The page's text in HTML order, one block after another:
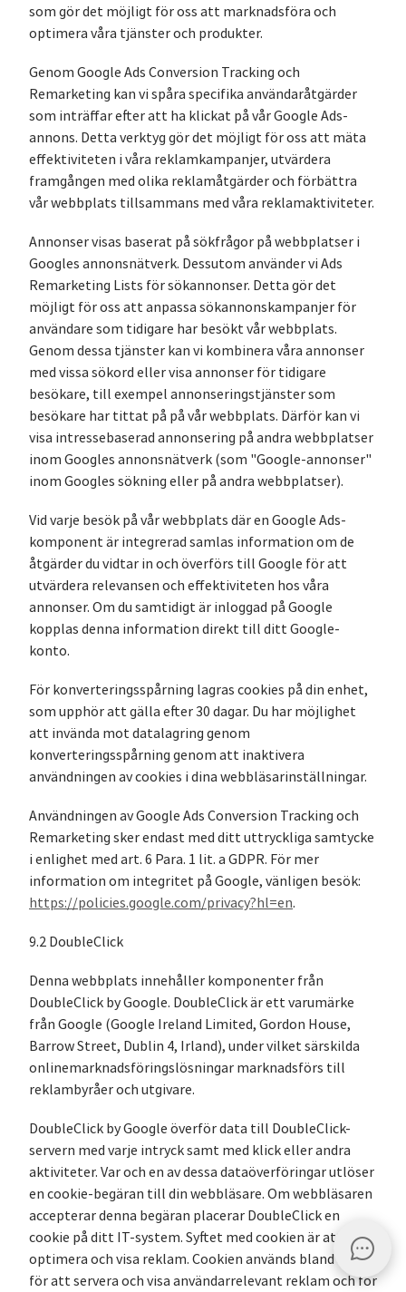
som gör det möjligt för oss att marknadsföra och
optimera våra tjänster och produkter.
Genom Google Ads Conversion Tracking och
Remarketing kan vi spåra specifika användaråtgärder
som inträffar efter att ha klickat på vår Google Ads-
annons. Detta verktyg gör det möjligt för oss att mäta
effektiviteten i våra reklamkampanjer, utvärdera
framgången med olika reklamåtgärder och förbättra
vår webbplats tillsammans med våra reklamaktiviteter.
Annonser visas baserat på sökfrågor på webbplatser i
Googles annonsnätverk. Dessutom använder vi Ads
Remarketing Lists för sökannonser. Detta gör det
möjligt för oss att anpassa sökannonskampanjer för
användare som tidigare har besökt vår webbplats.
Genom dessa tjänster kan vi kombinera våra annonser
med vissa sökord eller visa annonser för tidigare
besökare, till exempel annonseringstjänster som
besökare har tittat på på vår webbplats. Därför kan vi
visa intressebaserad annonsering på andra webbplatser
inom Googles annonsnätverk (som "Google-annonser"
inom Googles sökning eller på andra webbplatser).
Vid varje besök på vår webbplats där en Google Ads-
komponent är integrerad samlas information om de
åtgärder du vidtar in och överförs till Google för att
utvärdera relevansen och effektiviteten hos våra
annonser. Om du samtidigt är inloggad på Google
kopplas denna information direkt till ditt Google-
konto.
För konverteringsspårning lagras cookies på din enhet,
som upphör att gälla efter 30 dagar. Du har möjlighet
att invända mot datalagring genom
konverteringsspårning genom att inaktivera
användningen av cookies i dina webbläsarinställningar.
Användningen av Google Ads Conversion Tracking och
Remarketing sker endast med ditt uttryckliga samtycke
i enlighet med art. 6 Para. 1 lit. a GDPR. För mer
information om integritet på Google, vänligen besök:
https://policies.google.com/privacy?hl=en.
9.2 DoubleClick
Denna webbplats innehåller komponenter från
DoubleClick by Google. DoubleClick är ett varumärke
från Google (Google Ireland Limited, Gordon House,
Barrow Street, Dublin 4, Irland), under vilket särskilda
onlinemarknadsföringslösningar marknadsförs till
reklambyråer och utgivare.
DoubleClick by Google överför data till DoubleClick-
servern med varje intryck samt med klick eller andra
aktiviteter. Var och en av dessa dataöverföringar utlöser
en cookie-begäran till din webbläsare. Om webbläsaren
accepterar denna begäran placerar DoubleClick en
cookie på ditt IT-system. Syftet med cookien är att
optimera och visa reklam. Cookien används bland annat
för att servera och visa användarrelevant reklam och för